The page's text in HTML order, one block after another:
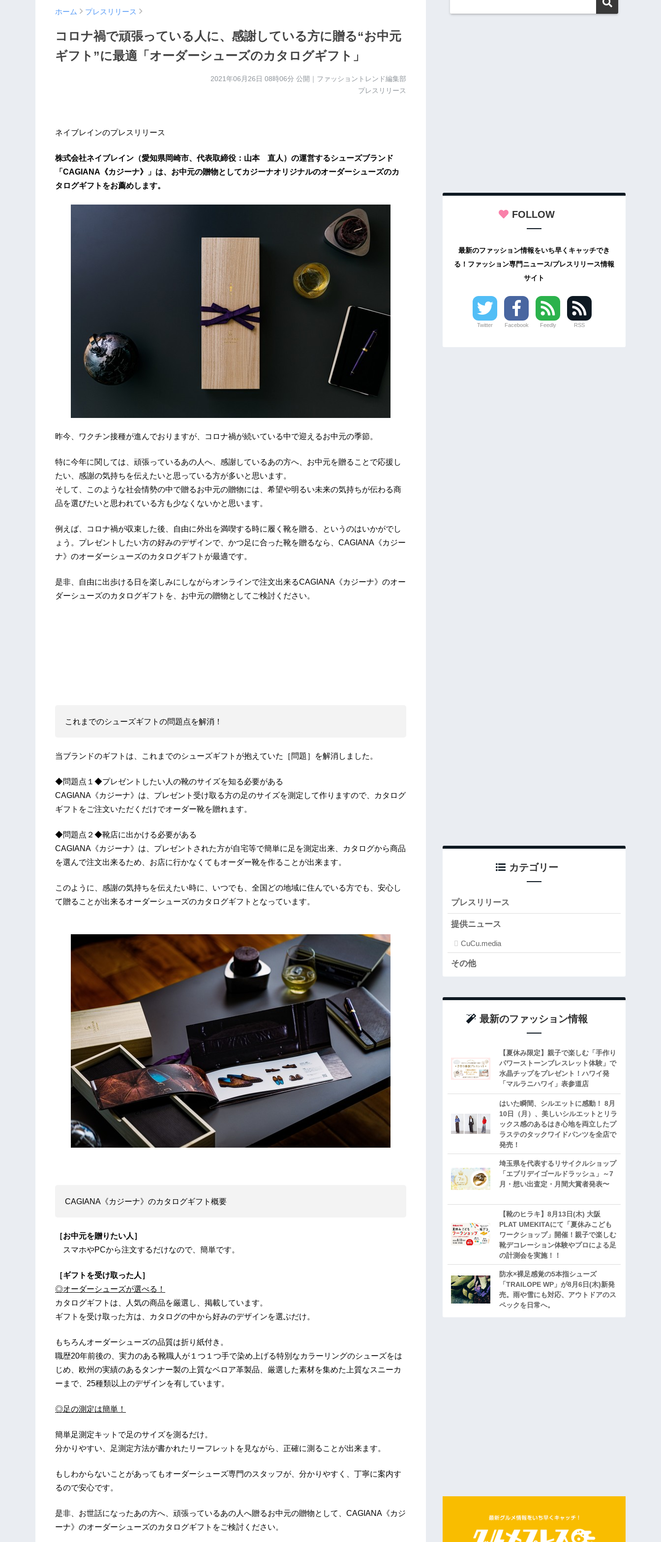
ホーム プレスリリース
コロナ禍で頑張っている人に、感謝している方に贈る“お中元
ギフト”に最適「オーダーシューズのカタログギフト」
2021年06月26日 08時06分 公開｜ファッショントレンド編集部
プレスリリース
ネイブレインのプレスリリース
株式会社ネイブレイン（愛知県岡崎市、代表取締役：山本 直人）の運営するシューズブランド
「CAGIANA《カジーナ》」は、お中元の贈物としてカジーナオリジナルのオーダーシューズのカ
タログギフトをお薦めします。
昨今、ワクチン接種が進んでおりますが、コロナ禍が続いている中で迎えるお中元の季節。
特に今年に関しては、頑張っているあの人へ、感謝しているあの方へ、お中元を贈ることで応援し
たい、感謝の気持ちを伝えたいと思っている方が多いと思います。
そして、このような社会情勢の中で贈るお中元の贈物には、希望や明るい未来の気持ちが伝わる商
品を選びたいと思われている方も少なくないかと思います。
例えば、コロナ禍が収束した後、自由に外出を満喫する時に履く靴を贈る、というのはいかがでし
ょう。プレゼントしたい方の好みのデザインで、かつ足に合った靴を贈るなら、CAGIANA《カジー
ナ》のオーダーシューズのカタログギフトが最適です。
是非、自由に出歩ける日を楽しみにしながらオンラインで注文出来るCAGIANA《カジーナ》のオー
ダーシューズのカタログギフトを、お中元の贈物としてご検討ください。
これまでのシューズギフトの問題点を解消！
当ブランドのギフトは、これまでのシューズギフトが抱えていた［問題］を解消しました。
◆問題点１◆プレゼントしたい人の靴のサイズを知る必要がある
CAGIANA《カジーナ》は、プレゼント受け取る方の足のサイズを測定して作りますので、カタログ
ギフトをご注文いただくだけでオーダー靴を贈れます。
◆問題点２◆靴店に出かける必要がある
CAGIANA《カジーナ》は、プレゼントされた方が自宅等で簡単に足を測定出来、カタログから商品
を選んで注文出来るため、お店に行かなくてもオーダー靴を作ることが出来ます。
このように、感謝の気持ちを伝えたい時に、いつでも、全国どの地域に住んでいる方でも、安心し
て贈ることが出来るオーダーシューズのカタログギフトとなっています。
CAGIANA《カジーナ》のカタログギフト概要
［お中元を贈りたい人］
スマホやPCから注文するだけなので、簡単です。
［ギフトを受け取った人］
◎オーダーシューズが選べる！
カタログギフトは、人気の商品を厳選し、掲載しています。
ギフトを受け取った方は、カタログの中から好みのデザインを選ぶだけ。
もちろんオーダーシューズの品質は折り紙付き。
職歴20年前後の、実力のある靴職人が１つ１つ手で染め上げる特別なカラーリングのシューズをは
じめ、欧州の実績のあるタンナー製の上質なベロア革製品、厳選した素材を集めた上質なスニーカ
ーまで、25種類以上のデザインを有しています。
◎足の測定は簡単！
簡単足測定キットで足のサイズを測るだけ。
分かりやすい、足測定方法が書かれたリーフレットを見ながら、正確に測ることが出来ます。
もしわからないことがあってもオーダーシューズ専門のスタッフが、分かりやすく、丁寧に案内す
るので安心です。
是非、お世話になったあの方へ、頑張っているあの人へ贈るお中元の贈物として、CAGIANA《カジ
ーナ》のオーダーシューズのカタログギフトをご検討ください。
FOLLOW
最新のファッション情報をいち早くキャッチでき
る！ファッション専門ニュース/プレスリリース情報
サイト
Twitter Facebook Feedly RSS
カテゴリー
プレスリリース
提供ニュース
CuCu.media
その他
最新のファッション情報
【夏休み限定】親子で楽しむ「手作り
パワーストーンブレスレット体験」で
水晶チップをプレゼント！ハワイ発
「マルラニハワイ」表参道店
はいた瞬間、シルエットに感動！ 8月
10日（月）、美しいシルエットとリラ
ックス感のあるはき心地を両立したプ
ラステのタックワイドパンツを全店で
発売！
埼玉県を代表するリサイクルショップ
「エブリデイゴールドラッシュ」～7
月・想い出査定・月間大賞者発表〜
【靴のヒラキ】8月13日(木) 大阪
PLAT UMEKITAにて「夏休みこども
ワークショップ」開催！親子で楽しむ
靴デコレーション体験やプロによる足
の計測会を実施！！
防水×裸足感覚の5本指シューズ
「TRAILOPE WP」が8月6日(木)新発
売。雨や雪にも対応、アウトドアのス
ペックを日常へ。